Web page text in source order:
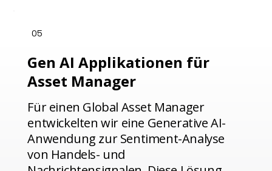
05
Gen AI Applikationen für
Asset Manager
Für einen Global Asset Manager
entwickelten wir eine Generative AI-
Anwendung zur Sentiment-Analyse
von Handels- und